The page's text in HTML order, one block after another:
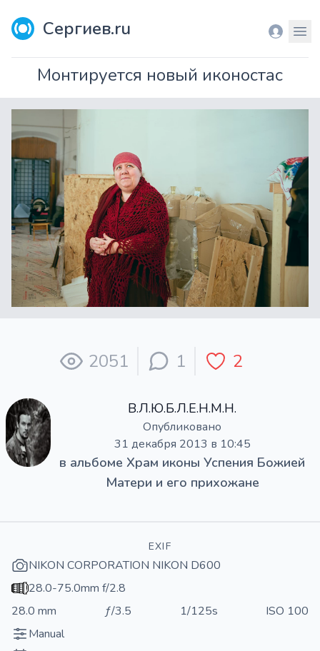
Сергиев.ru Вход
Монтируется новый иконостас
2051 1 2
В.Л.Ю.Б.Л.Е.Н.М.Н.
Опубликовано
31 декабря 2013 в 10:45
в альбомеХрам иконы Успения Божией
Матери и его прихожане
EXIF
NIKON CORPORATION NIKON D600
28.0-75.0mm f/2.8
28.0 mm
ƒ/3.5 1/125s
ISO 100
Manual